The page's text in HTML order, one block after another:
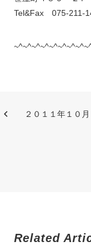
Tel&Fax 075-211-
２０１１年１０月
Related